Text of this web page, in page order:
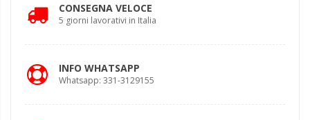
CONSEGNA VELOCE
5 giorni lavorativi in Italia
INFO WHATSAPP
Whatsapp: 331-3129155